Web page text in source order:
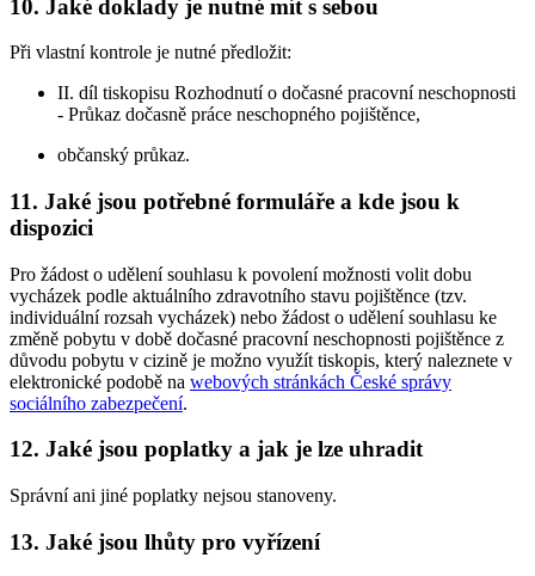
10. Jaké doklady je nutné mít s sebou
Při vlastní kontrole je nutné předložit:
II. díl tiskopisu Rozhodnutí o dočasné pracovní neschopnosti
- Průkaz dočasně práce neschopného pojištěnce,
občanský průkaz.
11. Jaké jsou potřebné formuláře a kde jsou k
dispozici
Pro žádost o udělení souhlasu k povolení možnosti volit dobu
vycházek podle aktuálního zdravotního stavu pojištěnce (tzv.
individuální rozsah vycházek) nebo žádost o udělení souhlasu ke
změně pobytu v době dočasné pracovní neschopnosti pojištěnce z
důvodu pobytu v cizině je možno využít tiskopis, který naleznete v
elektronické podobě na webových stránkách České správy
sociálního zabezpečení.
12. Jaké jsou poplatky a jak je lze uhradit
Správní ani jiné poplatky nejsou stanoveny.
13. Jaké jsou lhůty pro vyřízení